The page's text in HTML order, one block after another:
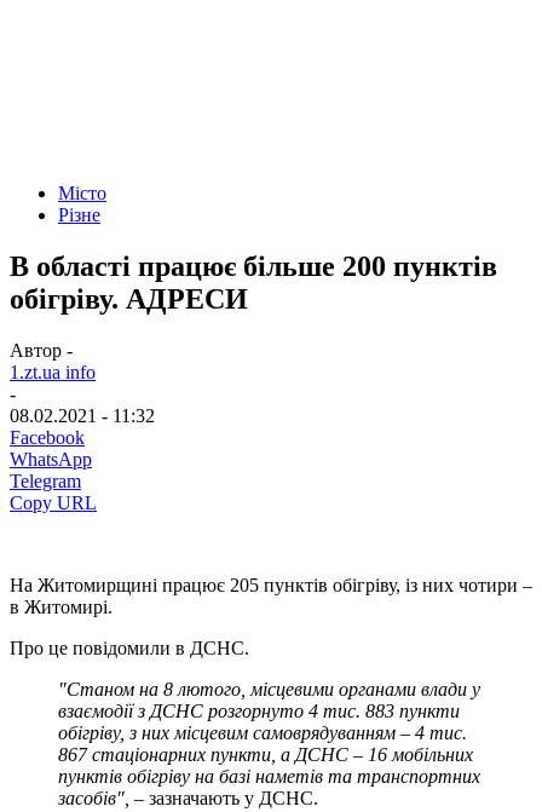
Місто
Різне
В області працює більше 200 пунктів
обігріву. АДРЕСИ
Автор -
1.zt.ua info
-
08.02.2021 - 11:32
Facebook
WhatsApp
Telegram
Copy URL
На Житомирщині працює 205 пунктів обігріву, із них чотири –
в Житомирі.
Про це повідомили в ДСНС.
"Станом на 8 лютого, місцевими органами влади у
взаємодії з ДСНС розгорнуто 4 тис. 883 пункти
обігріву, з них місцевим самоврядуванням – 4 тис.
867 стаціонарних пункти, а ДСНС – 16 мобільних
пунктів обігріву на базі наметів та транспортних
засобів", – зазначають у ДСНС.